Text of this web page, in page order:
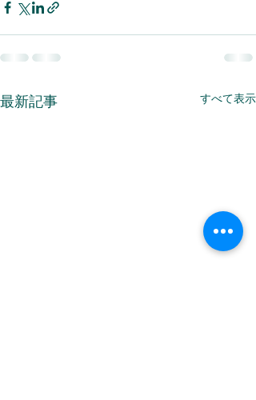
最新記事 すべて表示